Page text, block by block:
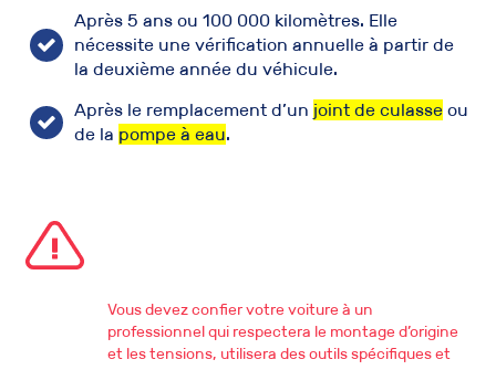
Après 5 ans ou 100 000 kilomètres. Elle
nécessite une vérification annuelle à partir de
la deuxième année du véhicule.
Après le remplacement d’un joint de culasse ou
de la pompe à eau.
Vous devez confier votre voiture à un
professionnel qui respectera le montage d’origine
et les tensions, utilisera des outils spécifiques et